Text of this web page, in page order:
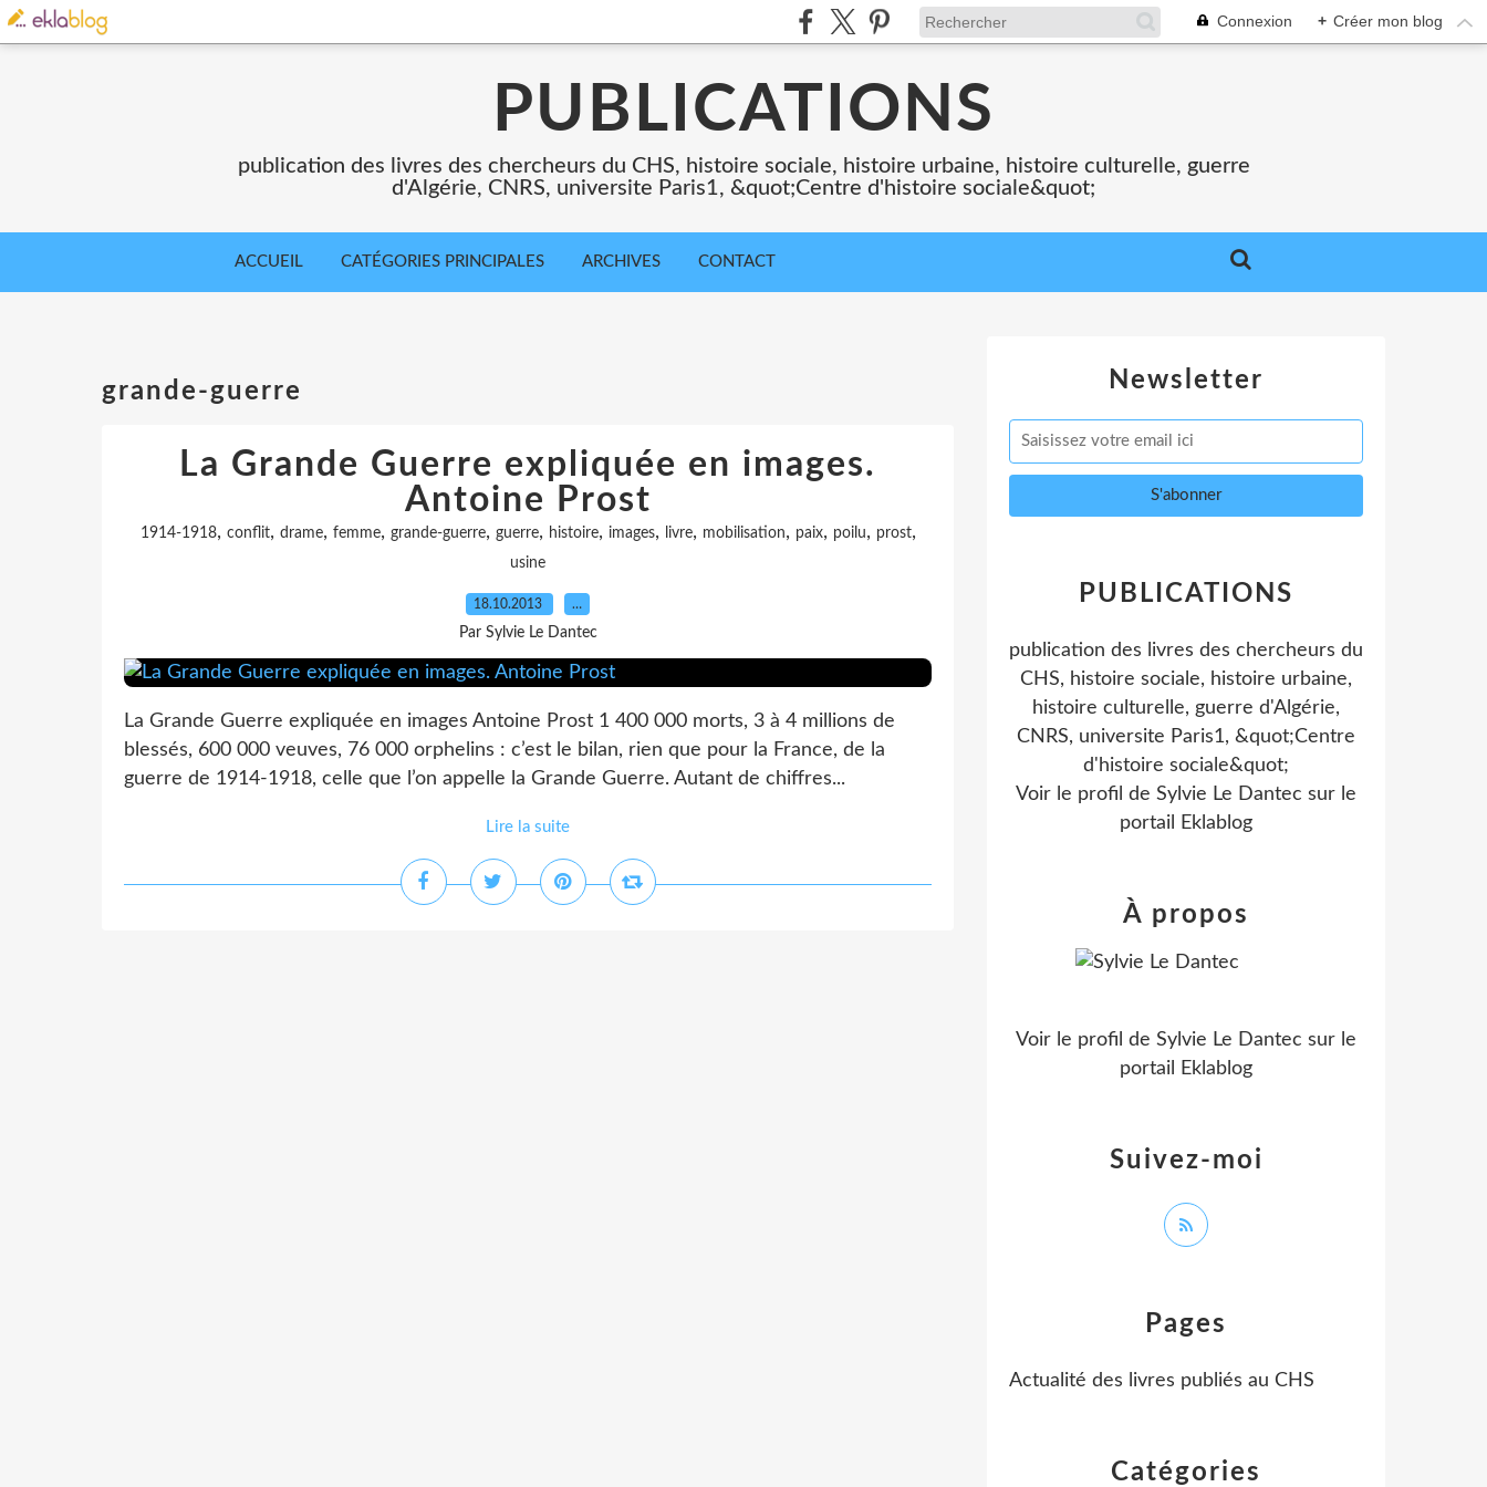
Connexion + Créer mon blog
PUBLICATIONS
publication des livres des chercheurs du CHS, histoire sociale, histoire urbaine, histoire culturelle, guerre
d'Algérie, CNRS, universite Paris1, &quot;Centre d'histoire sociale&quot;
ACCUEIL CATÉGORIES PRINCIPALES ARCHIVES CONTACT
grande-guerre
La Grande Guerre expliquée en images.
Antoine Prost
1914-1918, conflit, drame, femme, grande-guerre, guerre, histoire, images, livre, mobilisation, paix, poilu, prost,
usine
18.10.2013 …
Par Sylvie Le Dantec
La Grande Guerre expliquée en images Antoine Prost 1 400 000 morts, 3 à 4 millions de
blessés, 600 000 veuves, 76 000 orphelins : c’est le bilan, rien que pour la France, de la
guerre de 1914-1918, celle que l’on appelle la Grande Guerre. Autant de chiffres...
Lire la suite
Newsletter
Catégories
Pages
Actualité des livres publiés au CHS
PUBLICATIONS
publication des livres des chercheurs du
CHS, histoire sociale, histoire urbaine,
histoire culturelle, guerre d'Algérie,
CNRS, universite Paris1, &quot;Centre
d'histoire sociale&quot;
Voir le profil de Sylvie Le Dantec sur le
portail Eklablog
Suivez-moi
À propos
Voir le profil de Sylvie Le Dantec sur le
portail Eklablog